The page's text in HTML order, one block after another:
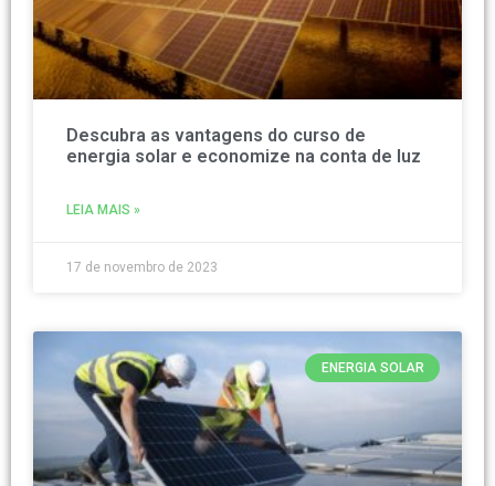
Descubra as vantagens do curso de
energia solar e economize na conta de luz
LEIA MAIS »
17 de novembro de 2023
ENERGIA SOLAR